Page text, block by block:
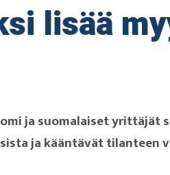
lisää
ja suomalaiset yrittäjät
ja kääntävät tilanteen